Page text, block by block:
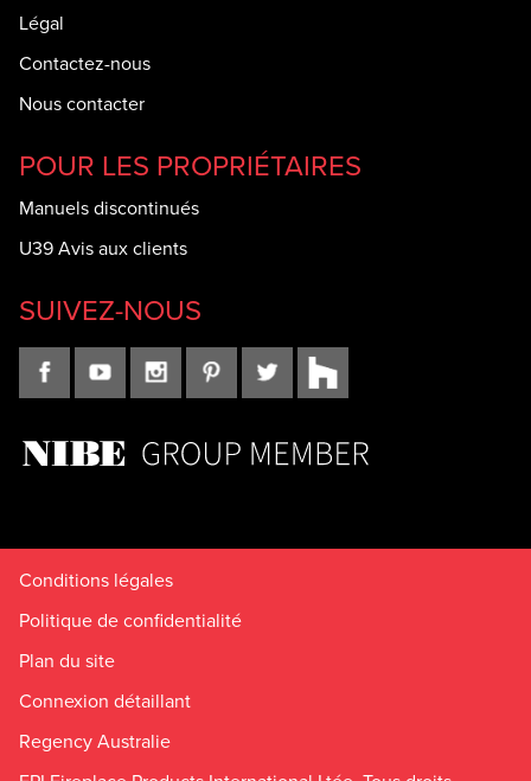
Légal
Contactez-nous
Nous contacter
POUR LES PROPRIÉTAIRES
Manuels discontinués
U39 Avis aux clients
SUIVEZ-NOUS
Conditions légales
Politique de confidentialité
Plan du site
Connexion détaillant
Regency Australie